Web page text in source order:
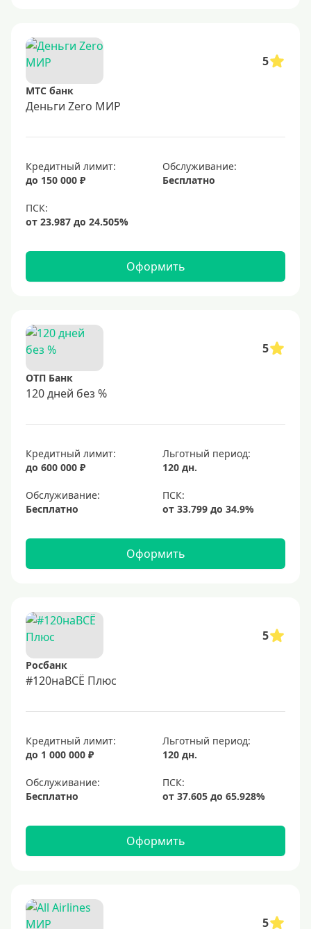
5
МТС банк
Деньги Zero МИР
Кредитный лимит:
до 150 000 ₽
Обслуживание:
Бесплатно
Оформить
5
ОТП Банк
120 дней без %
Кредитный лимит:
до 600 000 ₽
Льготный период:
120 дн.
Обслуживание:
Бесплатно
Оформить
5
Росбанк
#120наВСЁ Плюс
Кредитный лимит:
до 1 000 000 ₽
Льготный период:
120 дн.
Обслуживание:
Бесплатно
Оформить
5